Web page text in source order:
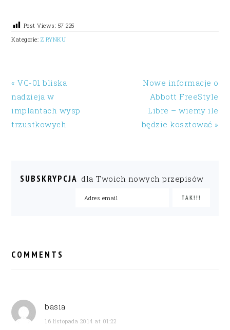
Post Views: 57 225
Kategorie: Z RYNKU
« VC-01 bliska
nadzieja w
implantach wysp
trzustkowych
Nowe informacje o
Abbott FreeStyle
Libre – wiemy ile
będzie kosztować »
SUBSKRYPCJA dla Twoich nowych przepisów
INTERACTIONS
COMMENTS
basia
16 listopada 2014 at 01:22